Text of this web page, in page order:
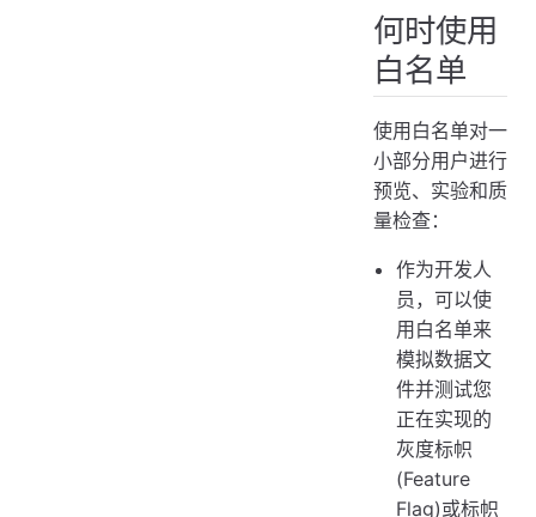
何时使用
白名单
使用白名单对一
小部分用户进行
预览、实验和质
量检查：
作为开发人
员，可以使
用白名单来
模拟数据文
件并测试您
正在实现的
灰度标帜
(Feature
Flag)或标帜